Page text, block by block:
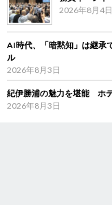
2026年8月4日
AI時代、「暗黙知」は継承
ル
2026年8月3日
紀伊勝浦の魅力を堪能 ホ
2026年8月3日